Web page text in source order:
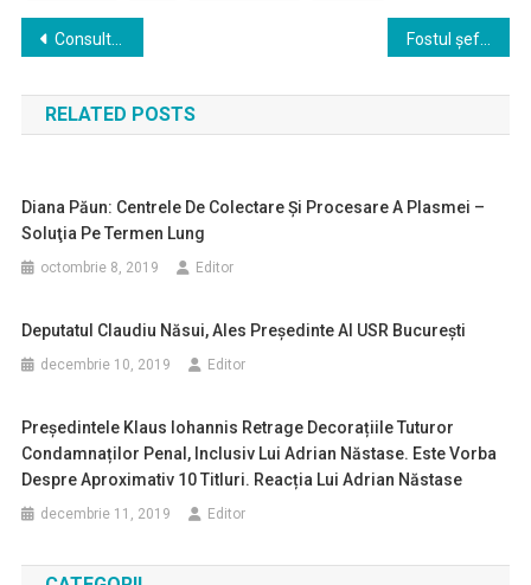
Navigare
în
articole
Consultări la Cotroceni.Au început discuţiile preşedintelui Klaus Iohannis cu delegaţia PNL
RELATED POSTS
Diana Păun: Centrele De Colectare Şi Procesare A Plasmei –
Soluţia Pe Termen Lung
octombrie 8, 2019 Editor
Deputatul Claudiu Năsui, Ales Preşedinte Al USR Bucureşti
decembrie 10, 2019 Editor
Președintele Klaus Iohannis Retrage Decorațiile Tuturor
Condamnaților Penal, Inclusiv Lui Adrian Năstase. Este Vorba
Despre Aproximativ 10 Titluri. Reacția Lui Adrian Năstase
decembrie 11, 2019 Editor